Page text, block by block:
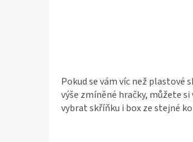
Pokud se vám víc než plastové
výše zmíněné hračky, můžete
vybrat skříňku i box ze stejné